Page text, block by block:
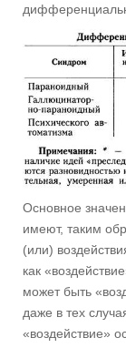
Основное
имеют, таким
(или)
как
может быть
даже в тех
«воздействие»